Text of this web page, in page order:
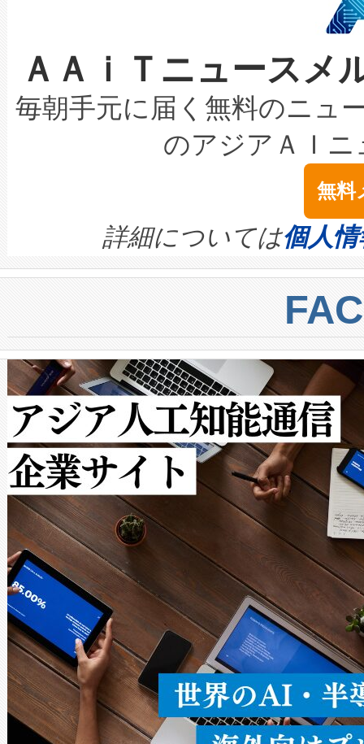
取得できる可能性もあります
設には、3億～4億ドルかか
最高経営責任者（CEO）であ
す。「当社のfully-connected
ームを利用すれば、6,000万
きます。この効率性は、フェ
限を超えて利用可能な電力容
持できるよう貢献します。こ
ービスレベル契約（SLA）違
テリー性能の劣化によるダウ
念は、現在データセンターが
ます。 Voltaiq provides a
quality and reliability for AI
BESS stack to ensure battery
centers. Voltaiqは、ai&のAI
からシステム統合、試運転、
クルの各段階のデータを監視
[…]
なレーザースポットにより、
な環境下でも豊かなディテー
キロメートル範囲を検出
LiDAR for Inspections,
は1535 nmレーザーを搭載。
イズの小径化を実現すること
す。ノーマルモードでは、
ートル先まで検出でき、これ
トに対して約600メートルに
では、反射率10％のターゲッ
で向上し、最大検知距離は
ットだけで最大1キロメート
ルの変電所周囲を監視でき、
作業と点群処理を簡素化でき
Avia 2は、2種類のFOVオプシ
× 80°のノーマルモード、長
ードを切り替えて使用するこ
ることなく、単一のデバイス
うにします。遠距離まで届く
密度なスキャ […]
ＡＡｉＴニュース
毎朝手元に届く無料のニュ
のアジアＡＩ
無料
詳細については個人